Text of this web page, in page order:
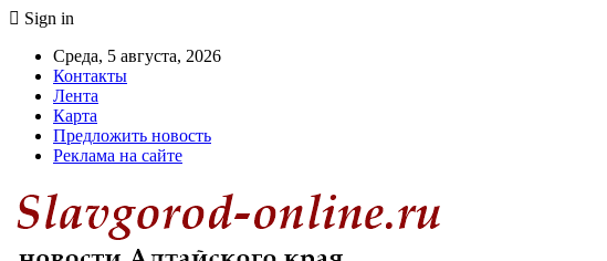
Sign in
Среда, 5 августа, 2026
Контакты
Лента
Карта
Предложить новость
Реклама на сайте